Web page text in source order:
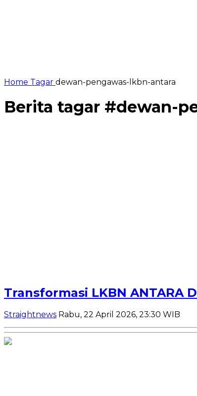
Home Tagar dewan-pengawas-lkbn-antara
Berita tagar #dewan-
Transformasi LKBN ANTARA
Straightnews Rabu, 22 April 2026, 23:30 WIB